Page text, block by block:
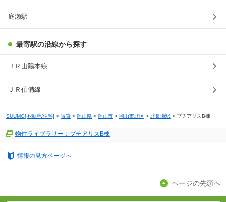
庭瀬駅
最寄駅の沿線から探す
ＪＲ山陽本線
ＪＲ伯備線
SUUMO[不動産/住宅] > 賃貸 > 岡山県 > 岡山市 > 岡山市北区 > 北長瀬駅 > プチアリスB棟
物件ライブラリー：プチアリスB棟
情報の見方ページへ
ページの先頭へ